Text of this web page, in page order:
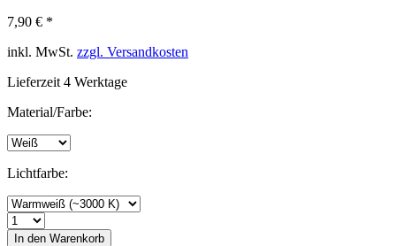
7,90 € *
inkl. MwSt. zzgl. Versandkosten
Lieferzeit 4 Werktage
Material/Farbe:
Lichtfarbe:
In den Warenkorb